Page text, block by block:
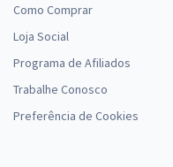
Como Comprar
Loja Social
Programa de Afiliados
Trabalhe Conosco
Preferência de Cookies